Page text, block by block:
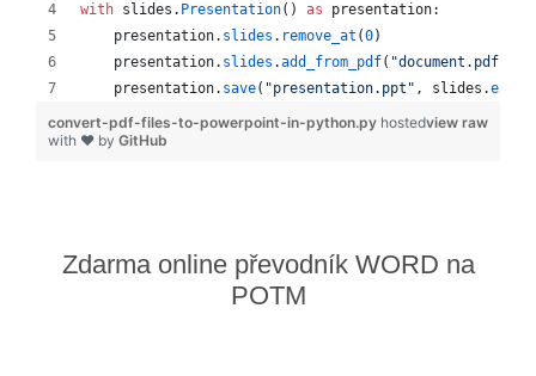
with slides . Presentation() as presentation:
presentation. slides . remove_at (0)
presentation. slides .add_from_pdf( "document.pdf"
presentation. save( "presentation.ppt" , slides .
view raw
convert-pdf-files-to-powerpoint-in-python.py hosted
with ❤ by GitHub
Zdarma online převodník WORD na
POTM